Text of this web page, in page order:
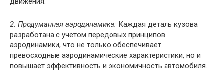
2. Продуманная аэродинамика: Каждая деталь кузова
разработана с учетом передовых принципов
аэродинамики, что не только обеспечивает
превосходные аэродинамические характеристики, но и
повышает эффективность и экономичность автомобиля.